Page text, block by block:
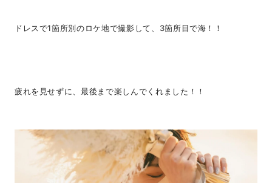
ドレスで1箇所別のロケ地で撮影して、3箇所目で海！！
疲れを見せずに、最後まで楽しんでくれました！！